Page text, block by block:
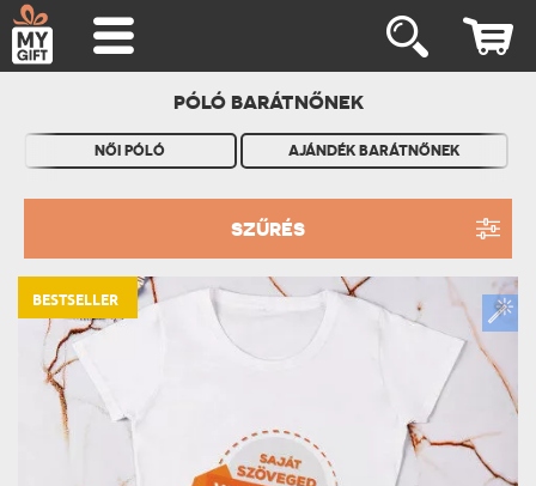
PÓLÓ BARÁTNŐNEK
NŐI PÓLÓ AJÁNDÉK BARÁTNŐNEK
SZŰRÉS
BESTSELLER